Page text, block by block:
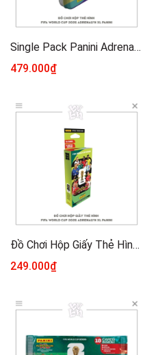
Single Pack Panini Adrenalyn XL FIFA World Cup 2026 - Thẻ Cầu Thủ Chính Hãng ( Gói Lẻ 8 Thẻ )
479.000₫
Đồ Chơi Hộp Giấy Thẻ Hình FIFA World Cup 2026 Adrenalyn XL PANINI
249.000₫